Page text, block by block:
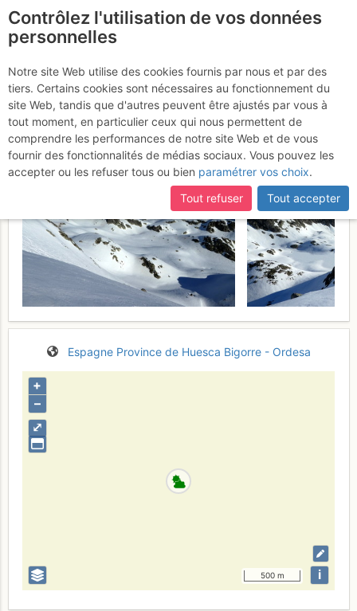
Grande Fache : face S
Mercredi 12 avril 2017
Espagne Province de Huesca Bigorre - Ordesa
⤢
+
–
500 m i
Contrôlez l'utilisation de vos données
personnelles
Notre site Web utilise des cookies fournis par nous et par des
tiers. Certains cookies sont nécessaires au fonctionnement du
site Web, tandis que d'autres peuvent être ajustés par vous à
tout moment, en particulier ceux qui nous permettent de
comprendre les performances de notre site Web et de vous
fournir des fonctionnalités de médias sociaux. Vous pouvez les
accepter ou les refuser tous ou bien paramétrer vos choix.
Tout refuser
Tout accepter